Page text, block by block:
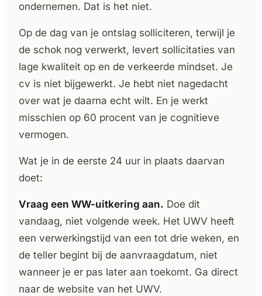
ondernemen. Dat is het niet.
Op de dag van je ontslag solliciteren, terwijl je
de schok nog verwerkt, levert sollicitaties van
lage kwaliteit op en de verkeerde mindset. Je
cv is niet bijgewerkt. Je hebt niet nagedacht
over wat je daarna echt wilt. En je werkt
misschien op 60 procent van je cognitieve
vermogen.
Wat je in de eerste 24 uur in plaats daarvan
doet:
Vraag een WW-uitkering aan. Doe dit
vandaag, niet volgende week. Het UWV heeft
een verwerkingstijd van een tot drie weken, en
de teller begint bij de aanvraagdatum, niet
wanneer je er pas later aan toekomt. Ga direct
naar de website van het UWV.